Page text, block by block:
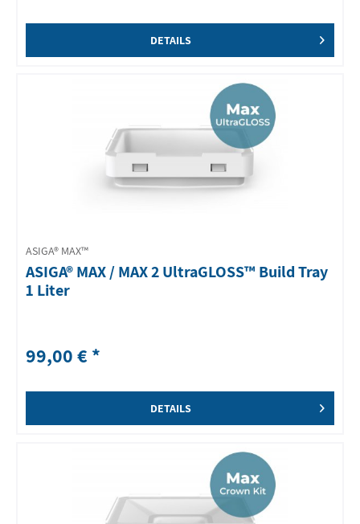
DETAILS
ASIGA® MAX™
ASIGA® MAX / MAX 2 UltraGLOSS™ Build Tray
1 Liter
99,00 € *
DETAILS